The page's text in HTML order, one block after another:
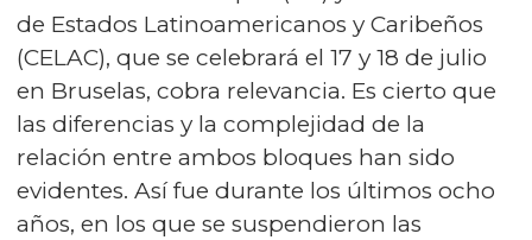
de Estados Latinoamericanos y Caribeños
(CELAC), que se celebrará el 17 y 18 de julio
en Bruselas, cobra relevancia. Es cierto que
las diferencias y la complejidad de la
relación entre ambos bloques han sido
evidentes. Así fue durante los últimos ocho
años, en los que se suspendieron las